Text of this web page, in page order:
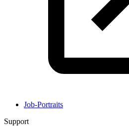
Job-Portraits
Support